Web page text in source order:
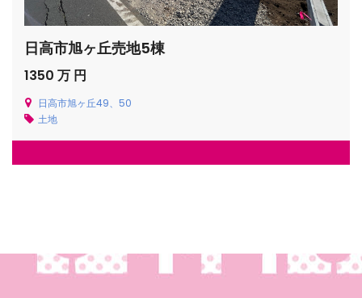
日高市旭ヶ丘売地5棟
1350 万 円
日高市旭ヶ丘49、50
土地